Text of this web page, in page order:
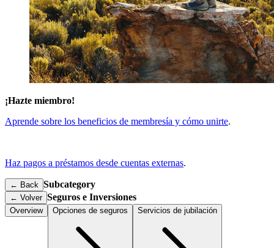
¡Hazte miembro!
Aprende sobre los beneficios de membresía y cómo unirte.
Haz pagos a préstamos desde cuentas externas.
← Back Subcategory
← Volver Seguros e Inversiones
Overview Opciones de seguros Servicios de jubilación